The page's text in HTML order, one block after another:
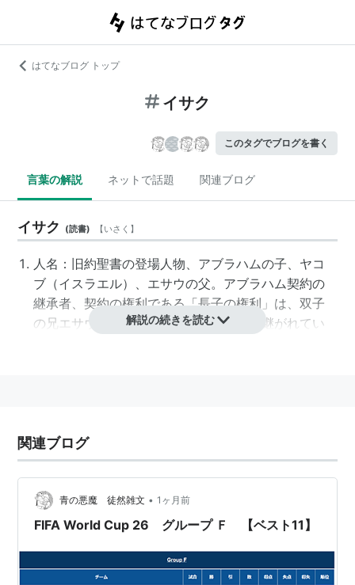
はてなブログ トップ
イサク
このタグでブログを書く
言葉の解説 ネットで話題 関連ブログ
イサク (読書) 【いさく 】
人名：旧約聖書の登場人物、 アブラハムの子、 ヤコ
ブ （イスラエル）、 エサウの父。アブラハム契約の
継承者、契約の権利である「長子の権利」は、双子
の兄エサウではなく、弟ヤコブへと引き継がれてい
解説の続きを読む
関連ブログ
青の悪魔 徒然雑文 • 1ヶ月前
FIFA World Cup 26 グループ Ｆ 【ベスト11】